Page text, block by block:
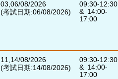
03,06/08/2026
(考試日期:06/08/2026)
09:30-12:30
& 14:00-
17:00
11,14/08/2026
(考試日期:14/08/2026)
09:30-12:30
& 14:00-
17:00